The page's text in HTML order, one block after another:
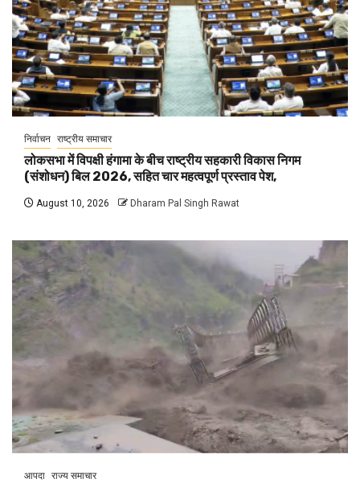
निर्वाचन राष्ट्रीय समाचार
लोकसभा में विपक्षी हंगामा के बीच राष्ट्रीय सहकारी विकास निगम
(संशोधन) बिल 2026, सहित चार महत्वपूर्ण प्रस्ताव पेश,
August 10, 2026 Dharam Pal Singh Rawat
आपदा राज्य समाचार